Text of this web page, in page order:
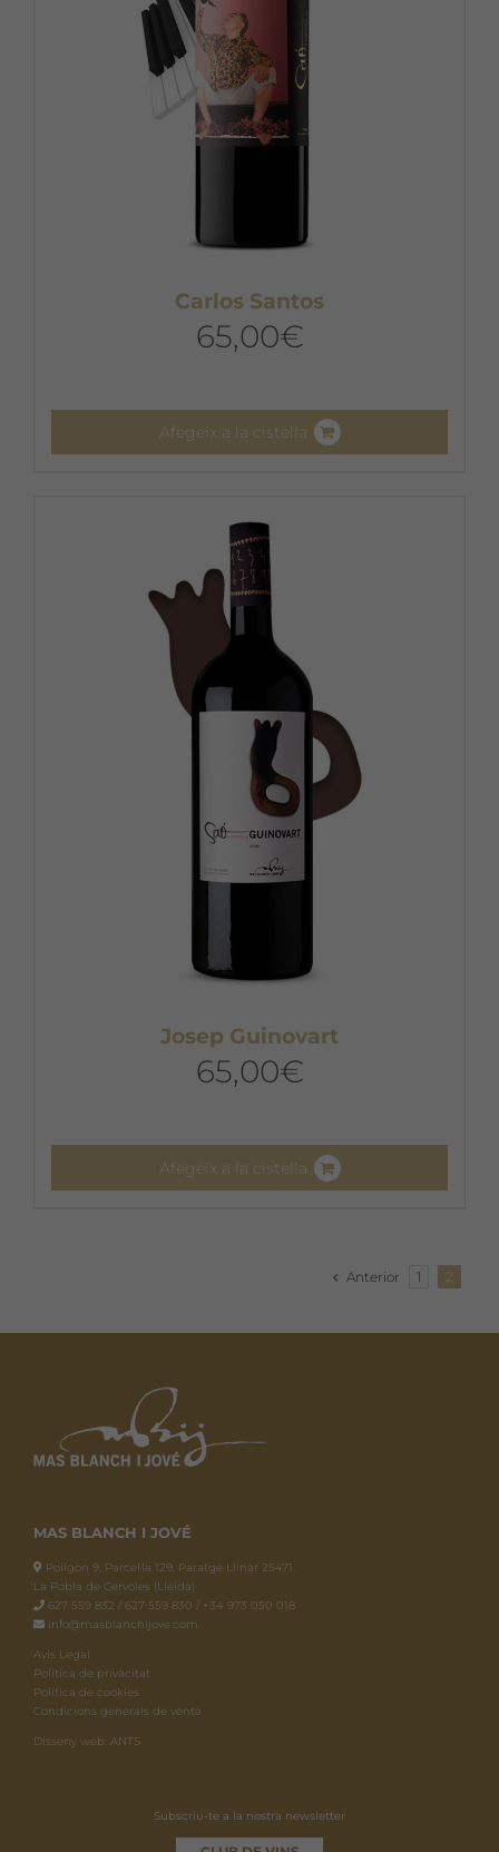
Carlos Santos
65,00€
Afegeix a la cistella
Josep Guinovart
65,00€
Afegeix a la cistella
Anterior 1 2
MAS BLANCH I JOVÉ
Polígon 9, Parcel·la 129, Paratge Llinar 25471.
La Pobla de Cérvoles (Lleida)
627 559 832 / 627 559 830 / +34 973 050 018
info@masblanchijove.com
Avís Legal
Política de privacitat
Política de cookies
Condicions generals de venta
Disseny web: ANTS
Subscriu-te a la nostra newsletter